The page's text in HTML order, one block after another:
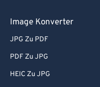
Image Konverter
JPG Zu PDF
PDF Zu JPG
HEIC Zu JPG